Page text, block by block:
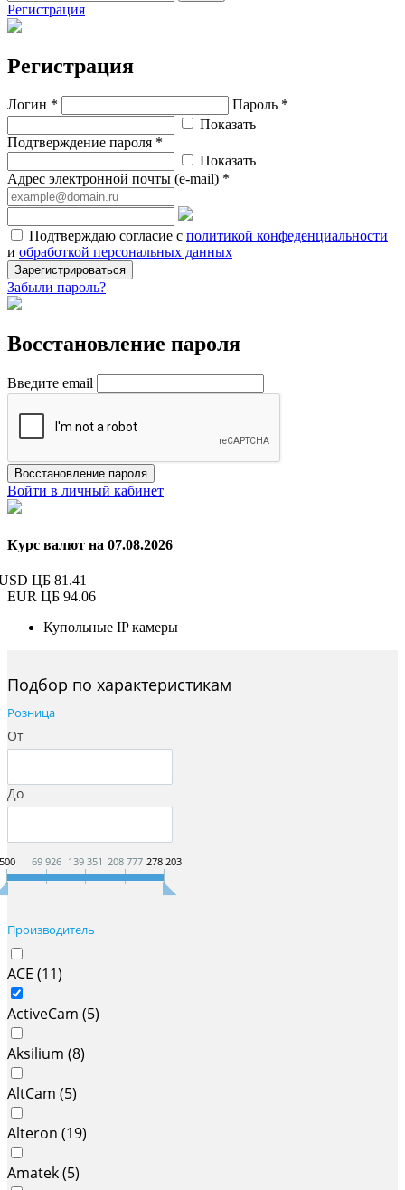
Регистрация
Регистрация
Логин *
Пароль *
Показать
Подтверждение пароля *
Показать
Адрес электронной почты (e-mail) *
Подтверждаю согласие с политикой конфеденциальности
и обработкой персональных данных
Зарегистрироваться
Забыли пароль?
Восстановление пароля
Введите email
Восстановление пароля
Войти в личный кабинет
Курс валют на 07.08.2026
ЦБ 81.41
EUR ЦБ 94.06
Купольные IP камеры
Подбор по характеристикам
Розница
От
До
69 926 139 351 208 777 278 203
Производитель
ACE (11)
ActiveCam (5)
Aksilium (8)
AltCam (5)
Alteron (19)
Amatek (5)